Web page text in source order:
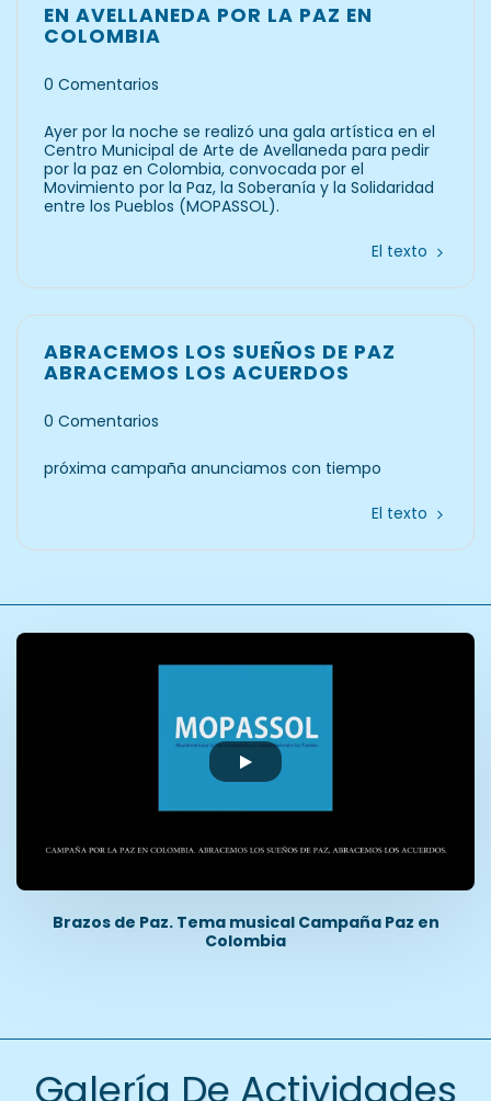
EN AVELLANEDA POR LA PAZ EN
COLOMBIA
0 Comentarios
Ayer por la noche se realizó una gala artística en el
Centro Municipal de Arte de Avellaneda para pedir
por la paz en Colombia, convocada por el
Movimiento por la Paz, la Soberanía y la Solidaridad
entre los Pueblos (MOPASSOL).
El texto
ABRACEMOS LOS SUEÑOS DE PAZ
ABRACEMOS LOS ACUERDOS
0 Comentarios
próxima campaña anunciamos con tiempo
El texto
Brazos de Paz. Tema musical Campaña Paz en
Colombia
Galería De Actividades